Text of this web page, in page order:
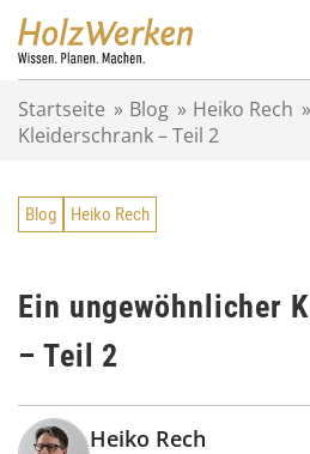
Startseite » Blog » Heiko Rech »
Kleiderschrank – Teil 2
Blog Heiko Rech
Ein ungewöhnlicher
– Teil 2
Heiko Rech